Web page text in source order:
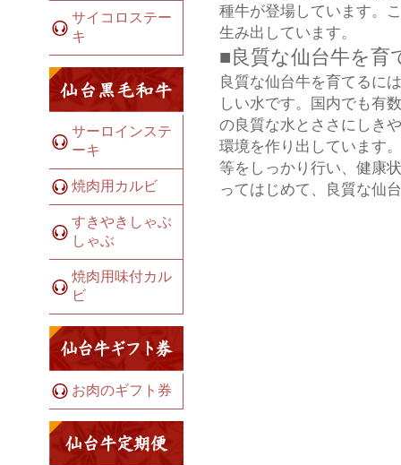
サイコロステー
キ
サーロインステ
ーキ
焼肉用カルビ
すきやきしゃぶ
しゃぶ
焼肉用味付カル
ビ
お肉のギフト券
種牛が登場しています。
生み出しています。
■良質な仙台牛を育
良質な仙台牛を育てるに
しい水です。国内でも有
の良質な水とささにしき
環境を作り出しています
等をしっかり行い、健康
ってはじめて、良質な仙